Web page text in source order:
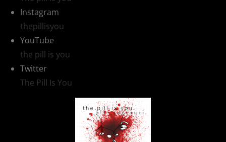
Instagram
thepillisyou
YouTube
the pill is you
Twitter
The Pill Is You